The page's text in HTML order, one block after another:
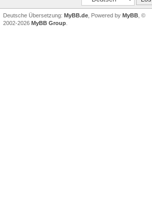
Deutsche Übersetzung: MyBB.de , Powered by MyBB , ©
2002-2026 MyBB Group